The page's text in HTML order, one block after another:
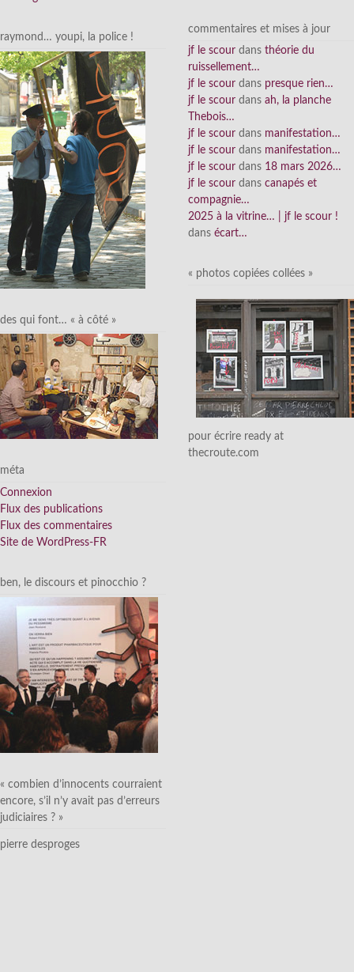
raymond… youpi, la police !
des qui font… « à côté »
méta
Connexion
Flux des publications
Flux des commentaires
Site de WordPress-FR
ben, le discours et pinocchio ?
« combien d’innocents courraient
encore, s’il n’y avait pas d’erreurs
judiciaires ? »
pierre desproges
commentaires et mises à jour
jf le scour dans théorie du
ruissellement…
jf le scour dans presque rien…
jf le scour dans ah, la planche
Thebois…
jf le scour dans manifestation…
jf le scour dans manifestation…
jf le scour dans 18 mars 2026…
jf le scour dans canapés et
compagnie…
2025 à la vitrine… | jf le scour !
dans écart…
« photos copiées collées »
pour écrire ready at
thecroute.com